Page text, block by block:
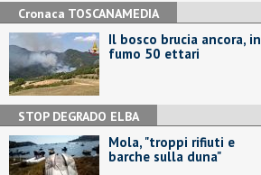
Cronaca TOSCANAMEDIA
Il bosco brucia ancora, in
fumo 50 ettari
STOP DEGRADO ELBA
Mola, "troppi rifiuti e
barche sulla duna"